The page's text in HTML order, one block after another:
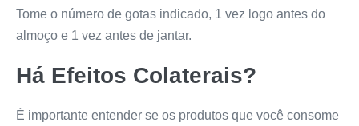
Tome o número de gotas indicado, 1 vez logo antes do
almoço e 1 vez antes de jantar.
Há Efeitos Colaterais?
É importante entender se os produtos que você consome